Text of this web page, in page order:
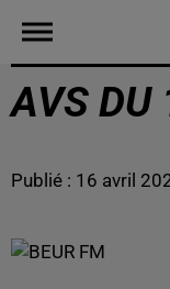
AVS
Publié : 16 avril